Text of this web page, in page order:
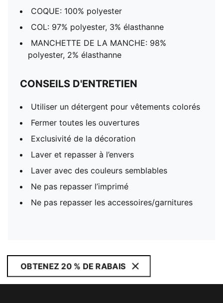
COQUE: 100% polyester
COL: 97% polyester, 3% élasthanne
MANCHETTE DE LA MANCHE: 98%
polyester, 2% élasthanne
CONSEILS D'ENTRETIEN
Utiliser un détergent pour vêtements colorés
Fermer toutes les ouvertures
Exclusivité de la décoration
Laver et repasser à l’envers
Laver avec des couleurs semblables
Ne pas repasser l’imprimé
Ne pas repasser les accessoires/garnitures
OBTENEZ 20 % DE RABAIS